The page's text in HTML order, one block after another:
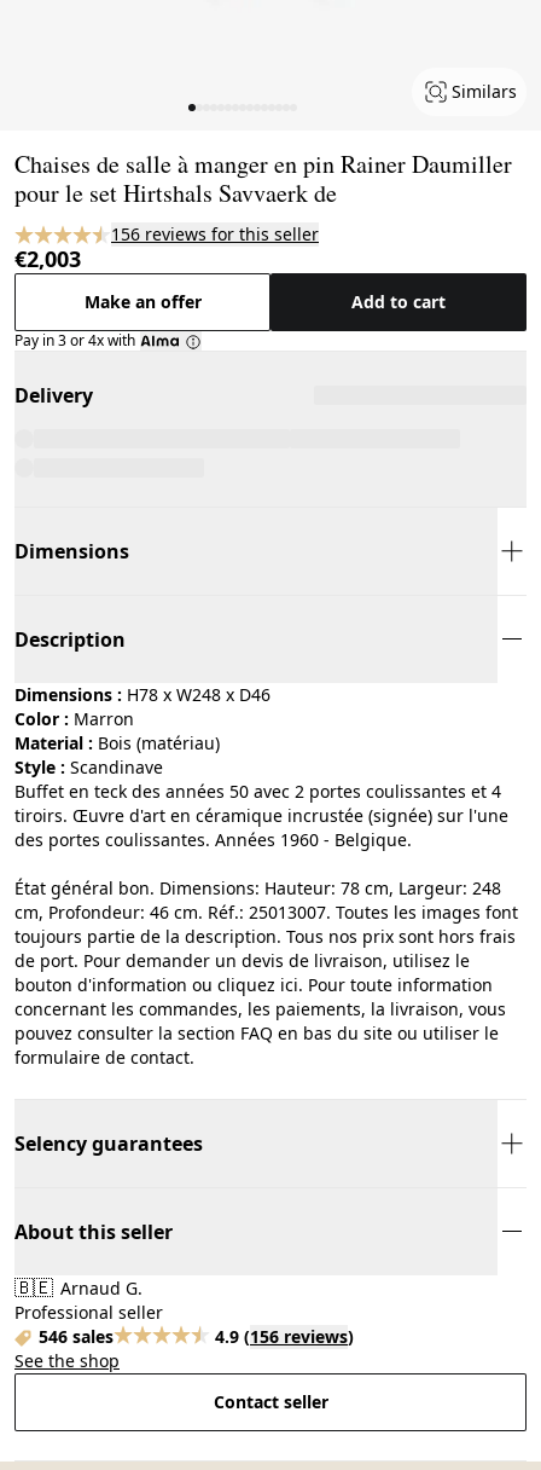
Similars
Chaises de salle à manger en pin Rainer Daumiller
pour le set Hirtshals Savvaerk de
156 reviews for this seller
€2,003
Make an offer Add to cart
Pay in 3 or 4x with
Delivery
Dimensions
Description
Dimensions : H78 x W248 x D46
Color :
marron
Material :
bois (matériau)
Style :
scandinave
Buffet en teck des années 50 avec 2 portes coulissantes et 4
tiroirs. Œuvre d'art en céramique incrustée (signée) sur l'une
des portes coulissantes. Années 1960 - Belgique.
État général bon. Dimensions: Hauteur: 78 cm, Largeur: 248
cm, Profondeur: 46 cm. Réf.: 25013007. Toutes les images font
toujours partie de la description. Tous nos prix sont hors frais
de port. Pour demander un devis de livraison, utilisez le
bouton d'information ou cliquez ici. Pour toute information
concernant les commandes, les paiements, la livraison, vous
pouvez consulter la section FAQ en bas du site ou utiliser le
formulaire de contact.
Selency guarantees
About this seller
🇧🇪 Arnaud G.
Professional seller
546 sales
4.9 (156 reviews)
See the shop
Contact seller